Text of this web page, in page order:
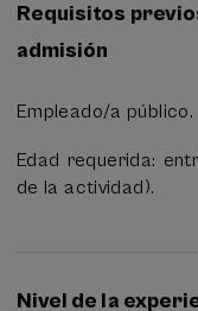
Requisitos
admisión
Empleado/a público.
Edad requerida:
de la actividad).
Nivel de la